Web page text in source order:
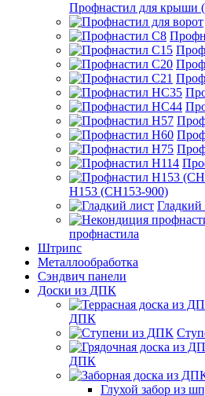
Профнастил для крыши
Н153 (СН153-900)
Гладкий
профнастила
Штрипс
Металлообработка
Сэндвич панели
Доски из ДПК
ДПК
ДПК
Глухой забор из